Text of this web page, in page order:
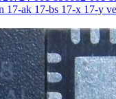
17-ak 17-bs 17-x 17-y